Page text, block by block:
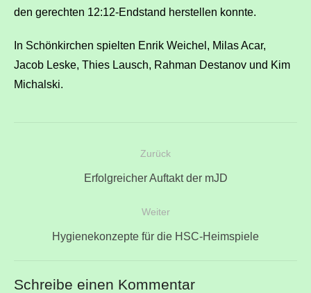
den gerechten 12:12-Endstand herstellen konnte.
In Schönkirchen spielten Enrik Weichel, Milas Acar,
Jacob Leske, Thies Lausch, Rahman Destanov und Kim
Michalski.
BeitragsnavigationZurück
Vorheriger
Erfolgreicher Auftakt der mJD
Weiter
Nächster
Hygienekonzepte für die HSC-Heimspiele
Schreibe einen Kommentar